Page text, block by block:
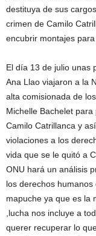
destituya de sus
crimen de Camilo
encubrir montajes
El día 13 de julio unas
Ana Llao viajaron a la
alta comisionada de
Michelle Bachelet
Camilo Catrillanca y
violaciones a los
vida que se le quitó a
ONU hará un análisis
los derechos
mapuche ya que es la
,lucha nos incluye a
querer recuperar lo